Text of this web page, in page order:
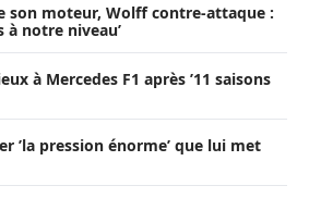
son moteur, Wolff contre-attaque :
à notre niveau’
à Mercedes F1 après ’11 saisons
’la pression énorme’ que lui met